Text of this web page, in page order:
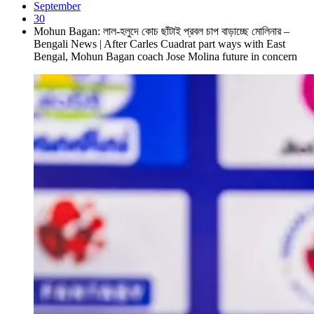
September
30
Mohun Bagan: লাল-হলুদে কোচ ছাঁটাই প্রবল চাপ বাড়াচ্ছে মোলিনার –
Bengali News | After Carles Cuadrat part ways with East
Bengal, Mohun Bagan coach Jose Molina future in concern